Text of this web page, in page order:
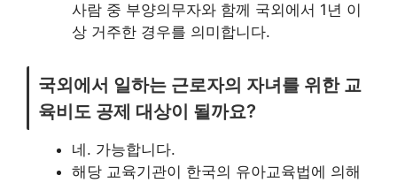
사람 중 부양의무자와 함께 국외에서 1년 이
상 거주한 경우를 의미합니다.
국외에서 일하는 근로자의 자녀를 위한 교
육비도 공제 대상이 될까요?
네. 가능합니다.
해당 교육기관이 한국의 유아교육법에 의해